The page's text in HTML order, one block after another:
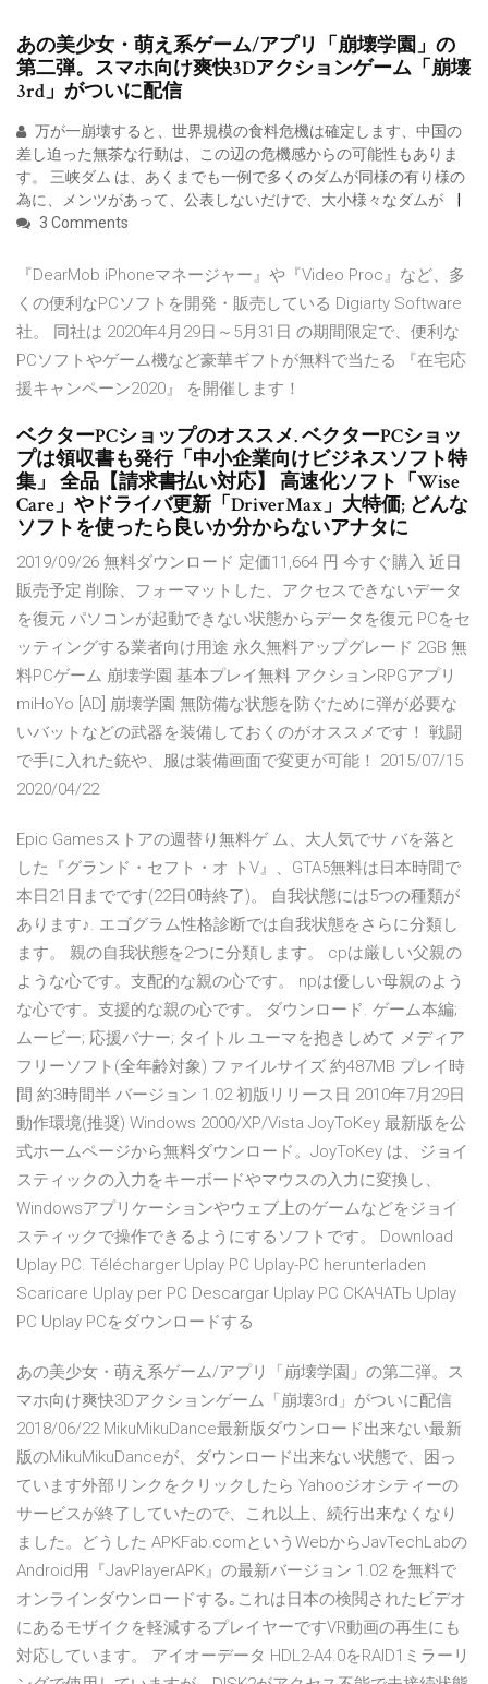
あの美少女・萌え系ゲーム/アプリ「崩壊学園」の
第二弾。スマホ向け爽快3Dアクションゲーム「崩壊
3rd」がついに配信
万が一崩壊すると、世界規模の食料危機は確定します、中国の
差し迫った無茶な行動は、この辺の危機感からの可能性もありま
す。 三峡ダム は、あくまでも一例で多くのダムが同様の有り様の
為に、メンツがあって、公表しないだけで、大小様々なダムが
3 Comments
『DearMob iPhoneマネージャー』や『Video Proc』など、多
くの便利なPCソフトを開発・販売している Digiarty Software
社。 同社は 2020年4月29日～5月31日 の期間限定で、便利な
PCソフトやゲーム機など豪華ギフトが無料で当たる 『在宅応
援キャンペーン2020』 を開催します！
ベクターPCショップのオススメ. ベクターPCショッ
プは領収書も発行「中小企業向けビジネスソフト特
集」 全品【請求書払い対応】 高速化ソフト「Wise
Care」やドライバ更新「DriverMax」大特価; どんな
ソフトを使ったら良いか分からないアナタに
2019/09/26 無料ダウンロード 定価11,664 円 今すぐ購入 近日
販売予定 削除、フォーマットした、アクセスできないデータ
を復元 パソコンが起動できない状態からデータを復元 PCをセ
ッティングする業者向け用途 永久無料アップグレード 2GB 無
料PCゲーム 崩壊学園 基本プレイ無料 アクションRPGアプリ
miHoYo [AD] 崩壊学園 無防備な状態を防ぐために弾が必要な
いバットなどの武器を装備しておくのがオススメです！ 戦闘
で手に入れた銃や、服は装備画面で変更が可能！ 2015/07/15
2020/04/22
Epic Gamesストアの週替り無料ゲ ム、大人気でサ バを落と
した『グランド・セフト・オ トV』、GTA5無料は日本時間で
本日21日までです(22日0時終了)。 自我状態には5つの種類が
あります♪. エゴグラム性格診断では自我状態をさらに分類し
ます。 親の自我状態を2つに分類します。 cpは厳しい父親の
ような心です。支配的な親の心です。 npは優しい母親のよう
な心です。支援的な親の心です。 ダウンロード. ゲーム本編;
ムービー; 応援バナー; タイトル ユーマを抱きしめて メディア
フリーソフト(全年齢対象) ファイルサイズ 約487MB プレイ時
間 約3時間半 バージョン 1.02 初版リリース日 2010年7月29日
動作環境(推奨) Windows 2000/XP/Vista JoyToKey 最新版を公
式ホームページから無料ダウンロード。JoyToKey は、ジョイ
スティックの入力をキーボードやマウスの入力に変換し、
Windowsアプリケーションやウェブ上のゲームなどをジョイ
スティックで操作できるようにするソフトです。 Download
Uplay PC. Télécharger Uplay PC Uplay-PC herunterladen
Scaricare Uplay per PC Descargar Uplay PC СКАЧАТЬ Uplay
PC Uplay PCをダウンロードする
あの美少女・萌え系ゲーム/アプリ「崩壊学園」の第二弾。ス
マホ向け爽快3Dアクションゲーム「崩壊3rd」がついに配信
2018/06/22 MikuMikuDance最新版ダウンロード出来ない最新
版のMikuMikuDanceが、ダウンロード出来ない状態で、困っ
ています外部リンクをクリックしたら Yahooジオシティーの
サービスが終了していたので、これ以上、続行出来なくなり
ました。どうした APKFab.comというWebからJavTechLabの
Android用『JavPlayerAPK』の最新バージョン 1.02 を無料で
オンラインダウンロードする｡これは日本の検閲されたビデオ
にあるモザイクを軽減するプレイヤーですVR動画の再生にも
対応しています。 アイオーデータ HDL2-A4.0をRAID1ミラーリ